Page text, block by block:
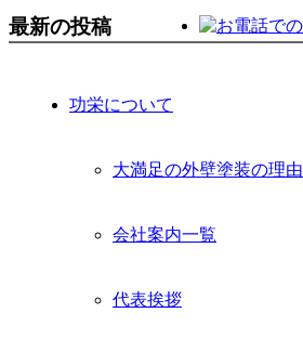
功栄について
大満足の外壁塗装の理由
会社案内一覧
代表挨拶
最新の投稿